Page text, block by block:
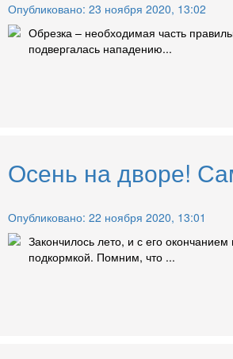
Опубликовано: 23 ноября 2020, 13:02
Обрезка – необходимая часть
подвергалась нападению...
Осень на дворе!
Опубликовано: 22 ноября 2020, 13:01
Закончилось лето, и с его
подкормкой. Помним, что ...